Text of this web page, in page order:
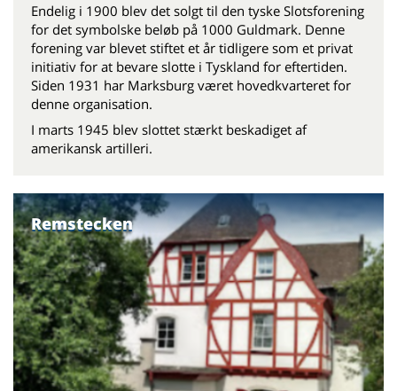
Endelig i 1900 blev det solgt til den tyske Slotsforening
for det symbolske beløb på 1000 Guldmark. Denne
forening var blevet stiftet et år tidligere som et privat
initiativ for at bevare slotte i Tyskland for eftertiden.
Siden 1931 har Marksburg været hovedkvarteret for
denne organisation.
I marts 1945 blev slottet stærkt beskadiget af
amerikansk artilleri.
Remstecken